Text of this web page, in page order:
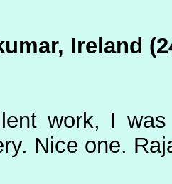
Ireland
work, I
Nice one.